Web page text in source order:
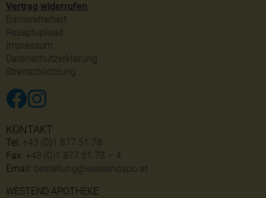
Vertrag widerrufen
Barrierefreiheit
Rezeptupload
Impressum
Datenschutzerklärung
Streitschlichtung
KONTAKT
Tel: +43 (0)1 877 51 78
Fax: +43 (0)1 877 51 78 – 4
Email: bestellung@westendapo.at
WESTEND APOTHEKE